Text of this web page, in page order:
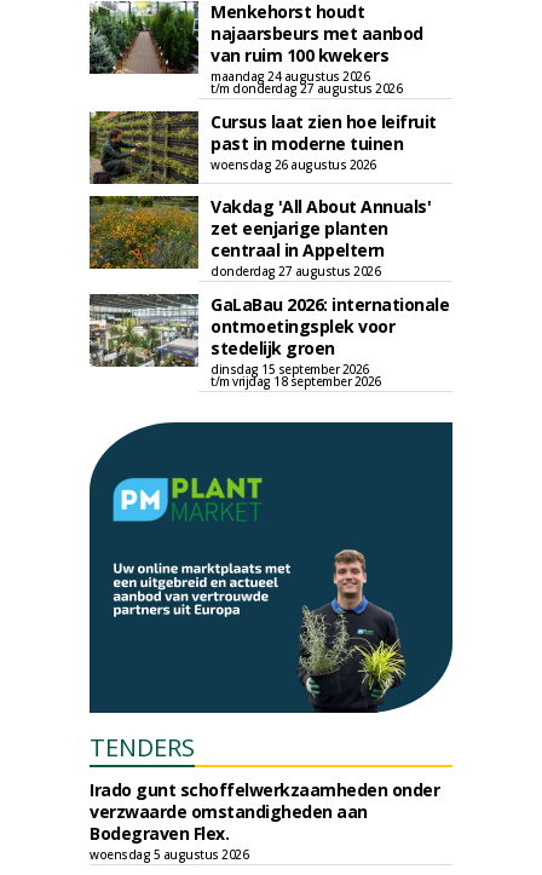
Menkehorst houdt
najaarsbeurs met aanbod
van ruim 100 kwekers
maandag 24 augustus 2026
t/m donderdag 27 augustus 2026
Cursus laat zien hoe leifruit
past in moderne tuinen
woensdag 26 augustus 2026
Vakdag 'All About Annuals'
zet eenjarige planten
centraal in Appeltern
donderdag 27 augustus 2026
GaLaBau 2026: internationale
ontmoetingsplek voor
stedelijk groen
dinsdag 15 september 2026
t/m vrijdag 18 september 2026
TENDERS
Irado gunt schoffelwerkzaamheden onder
verzwaarde omstandigheden aan
Bodegraven Flex.
woensdag 5 augustus 2026